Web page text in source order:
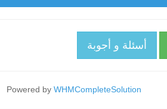
أسئلة و أجوبة
Powered by WHMCompleteSolution